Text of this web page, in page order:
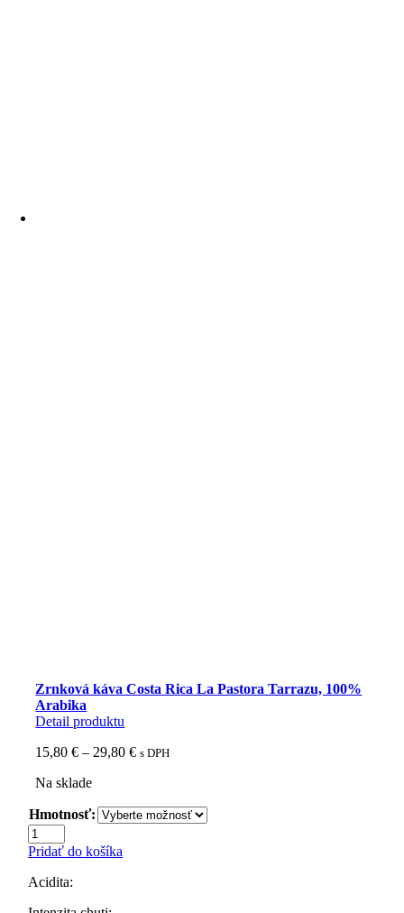
Zrnková káva Costa Rica La Pastora Tarrazu, 100%
Arabika
Detail produktu
15,80€ – 29,80€Price
29,80 €
s DPH
Na sklade
Hmotnosť:
množstvo
Zrnková
Costa
Pridať do košíka
Acidita: